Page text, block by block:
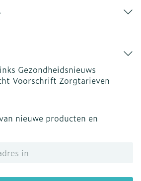
Gezondheidsnieuws
Voorschrift Zorgtarieven
nieuwe producten en